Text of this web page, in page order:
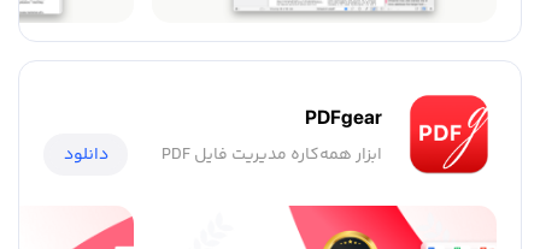
PDFgear
ابزار همه‌کاره مدیریت فایل PDF دانلود